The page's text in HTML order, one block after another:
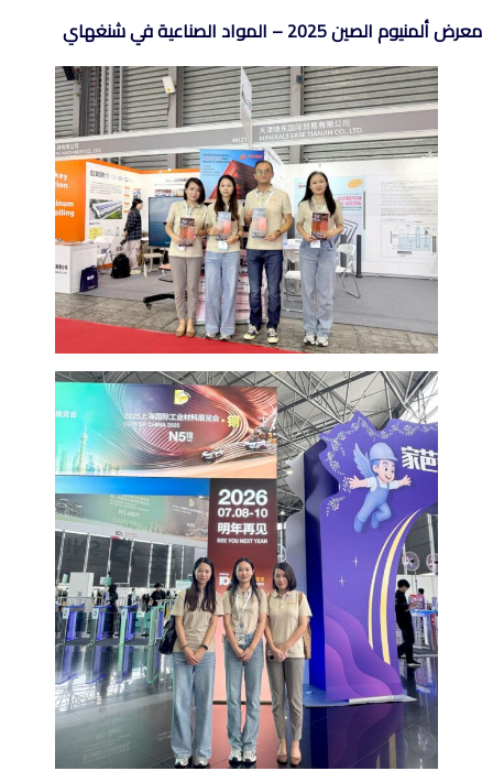
معرض ألمنيوم الصين 2025 – المواد الصناعية في شنغهاي